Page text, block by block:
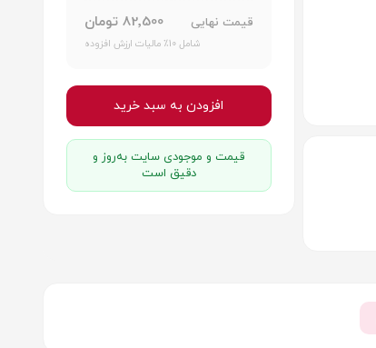
قیمت نهایی 82٬500 تومان
شامل 10٪ مالیات ارزش افزوده
افزودن به سبد خرید
قیمت و موجودی سایت به‌روز و
دقیق است